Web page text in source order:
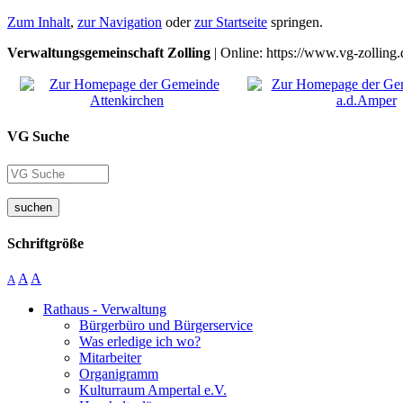
Zum Inhalt, zur Navigation oderzur Startseite springen.
Verwaltungsgemeinschaft Zolling | Online: https://www.vg-
VG Suche
suchen
Schriftgröße
A A A
Rathaus - Verwaltung
Bürgerbüro und Bürgerservice
Was erledige ich wo?
Mitarbeiter
Organigramm
Kulturraum Ampertal e.V.